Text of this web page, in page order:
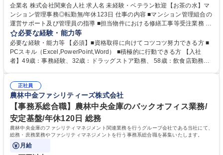
企業名 株式会社関東合人社 求人名 未経験・ベテラン歓迎【お茶の水】マ
ンション管理事務◎転勤無/年休123日 仕事の内容 ■マンション管理組合の
運営サポート及び管理員の指導 ■担当物件における修繕工事等受注業務 ■
事務所内での事務業務等 ★異業界からの転職者が多数活躍しています
【年収補足】532万円 ＋別途インセンティヴで平均約100万円/年（昨年度
実績） ＋管理業務主任者資格手当50,000円/月 ★親会社である株式会社合
人社計画研究所社のグループ会社として、質の高いサービスと適性価格を
無/年休123日
必要な経験・能力等
必要な経験・能力等 【必須】■資格取得に向けてコツコツ努力できる方 ■
PCスキル（Excel,PowerPoint,Word） ■積極的に行動できる方 【入社
者】49歳：事務経験、32歳：ドラッグストア勤務、 58歳：飲食店勤務
得出来ております！ 【魅力】■フレックス制度、未経験からでも下限年収
を一律支給！ ■管理業務主任者資格取得後には50,000円/月の手当あり！
学歴・資格 学歴：大学院 大学 高専 短大 専修学校 高校 語学力： 資格：第
一種運転免許普通自動車
正社員
農林中金ファシリティーズ株式会社
【事務系総合職】農林中央金庫のバックオフィス業務/
安定基盤/年休120日 総務
農林中央金庫のファシリティマネジメント関連業務を行うグループ会社である当社にて、
総務・庶務業務やファシリティマネジメントを行う事務系総合職を募集いたします。
月給